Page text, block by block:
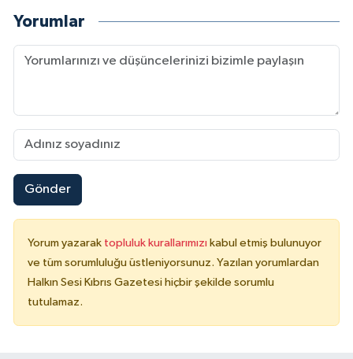
Yorumlar
Gönder
Yorum yazarak topluluk kurallarımızı kabul etmiş bulunuyor
ve tüm sorumluluğu üstleniyorsunuz. Yazılan yorumlardan
Halkın Sesi Kıbrıs Gazetesi hiçbir şekilde sorumlu
tutulamaz.